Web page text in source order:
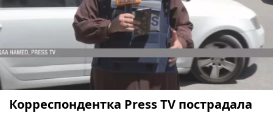
Корреспондентка Press TV пострадала